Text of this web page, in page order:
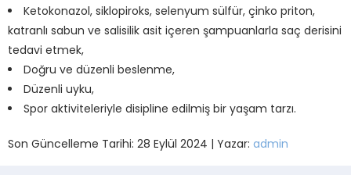
Ketokonazol, siklopiroks, selenyum sülfür, çinko priton,
katranlı sabun ve salisilik asit içeren şampuanlarla saç derisini
tedavi etmek,
Doğru ve düzenli beslenme,
Düzenli uyku,
Spor aktiviteleriyle disipline edilmiş bir yaşam tarzı.
Son Güncelleme Tarihi: 28 Eylül 2024 | Yazar: admin